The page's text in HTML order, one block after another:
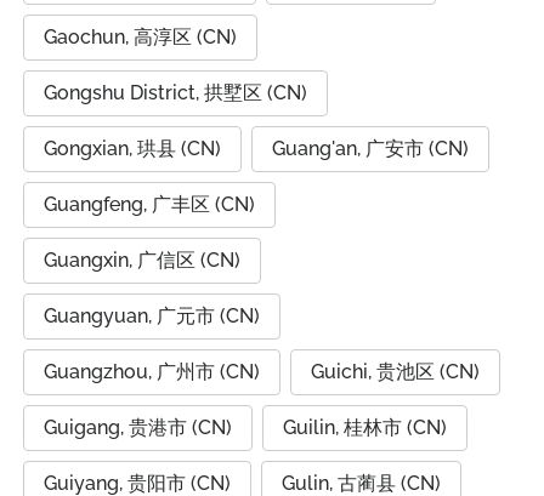
Gaochun, 高淳区 (CN)
Gongshu District, 拱墅区 (CN)
Gongxian, 珙县 (CN) Guang'an, 广安市 (CN)
Guangfeng, 广丰区 (CN)
Guangxin, 广信区 (CN)
Guangyuan, 广元市 (CN)
Guangzhou, 广州市 (CN) Guichi, 贵池区 (CN)
Guigang, 贵港市 (CN) Guilin, 桂林市 (CN)
Guiyang, 贵阳市 (CN) Gulin, 古蔺县 (CN)